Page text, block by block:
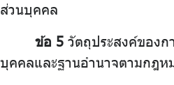
ส่วนบุคคล
ข้อ 5 วัตถุประสงค์ของ
บุคคลและฐานอำนาจตามกฎห